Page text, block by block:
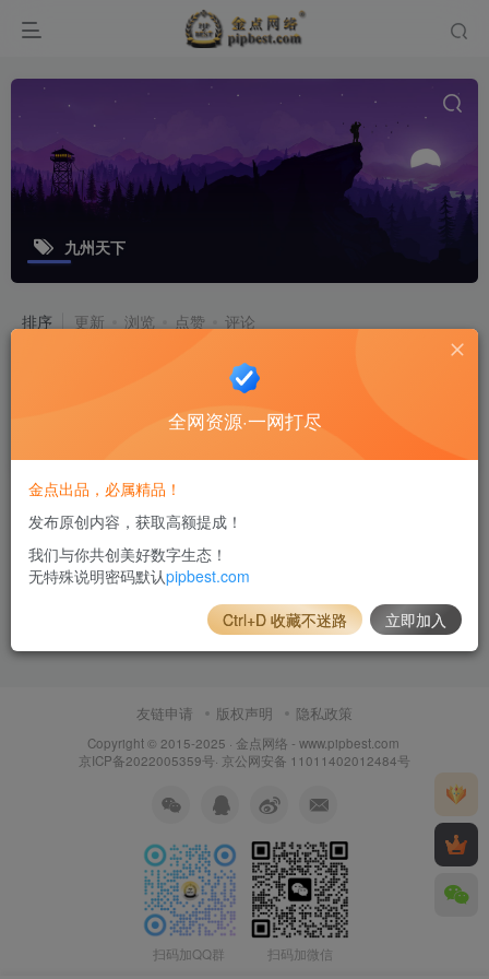
九州天下
排序 更新 浏览 点赞 评论
【九州天下】最新整理本地验证手工端
+安卓+详细搭建教程
游戏源码
友链申请 版权声明 隐私政策
Copyright © 2015-2025 · 金点网络 - www.pipbest.com
京ICP备2022005359号· 京公网安备 11011402012484号
扫码加QQ群 扫码加微信
全网资源·一网打尽
金点出品，必属精品！
发布原创内容，获取高额提成！
我们与你共创美好数字生态！
无特殊说明密码默认pipbest.com
Ctrl+D 收藏不迷路 立即加入